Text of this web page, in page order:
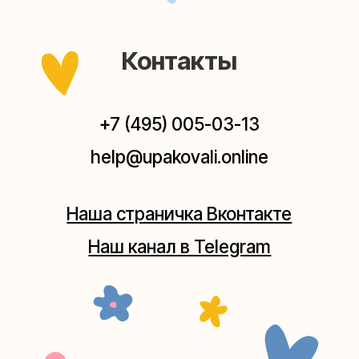
Москва, ул.Плющиха, дом 42
Москва, ул.Таганская, дом 25-27
(как пройти)
Мастерская на Плющихе
+7 (980) 495-03-13
+7 (980) 156-03-13